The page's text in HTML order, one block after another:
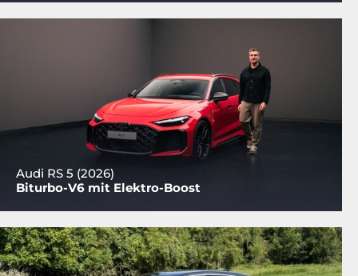
Audi RS 5 (2026)
Biturbo-V6 mit Elektro-Boost